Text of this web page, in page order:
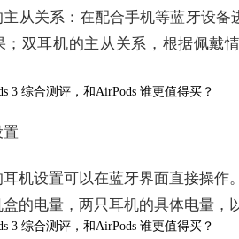
从关系：在配合手机等蓝牙设
；双耳机的主从关系，根据佩戴
置
机设置可以在蓝牙界面直接操作
的电量，两只耳机的具体电量，